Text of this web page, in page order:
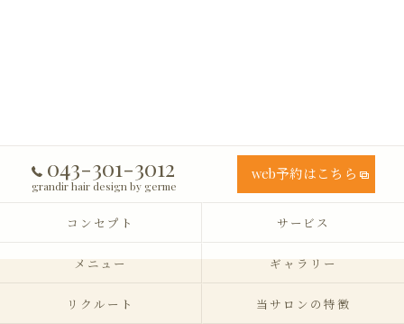
043-301-3012
grandir hair design by germe
web予約はこちら
コンセプト サービス
メニュー ギャラリー
リクルート 当サロンの特徴